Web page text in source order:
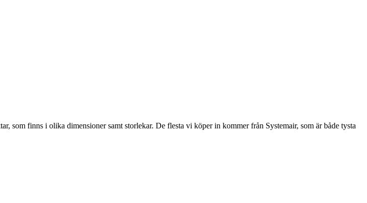
som finns i olika dimensioner samt storlekar. De flesta vi köper in kommer från Systemair, som är både tysta